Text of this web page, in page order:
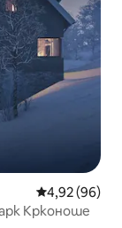
Средна
4,92 (96)
Крконоше